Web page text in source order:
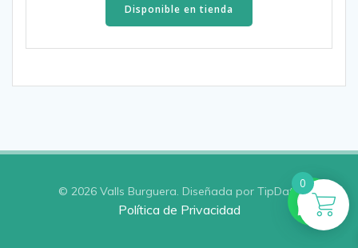
Disponible en tienda
© 2026 Valls Burguera. Diseñada por TipData
Política de Privacidad
0